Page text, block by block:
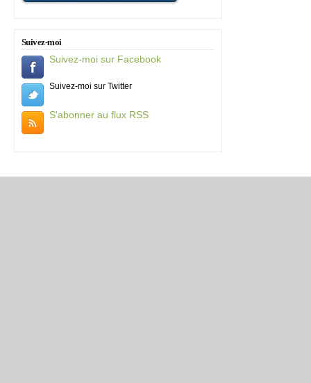
Suivez-moi
Suivez-moi sur Facebook
Suivez-moi sur Twitter
S'abonner au flux RSS